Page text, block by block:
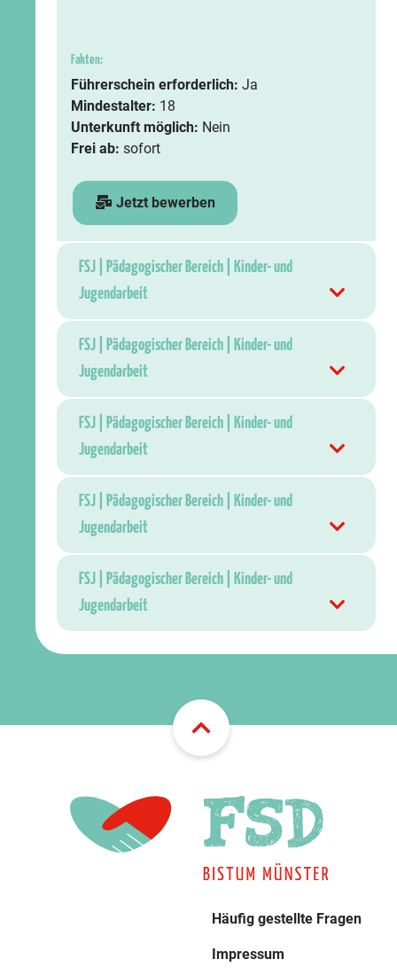
Fakten:
Führerschein erforderlich: Ja
Mindestalter: 18
Unterkunft möglich: Nein
Frei ab: sofort
Jetzt bewerben
FSJ | Pädagogischer Bereich | Kinder- und
Jugendarbeit
FSJ | Pädagogischer Bereich | Kinder- und
Jugendarbeit
FSJ | Pädagogischer Bereich | Kinder- und
Jugendarbeit
FSJ | Pädagogischer Bereich | Kinder- und
Jugendarbeit
FSJ | Pädagogischer Bereich | Kinder- und
Jugendarbeit
Häufig gestellte Fragen
Impressum